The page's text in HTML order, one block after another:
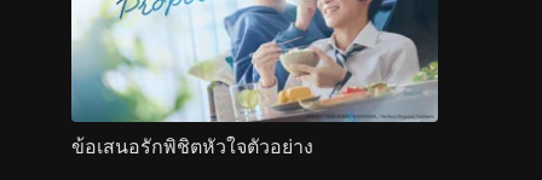
ข้อเสนอรักพิชิตหัวใจตัวอย่าง